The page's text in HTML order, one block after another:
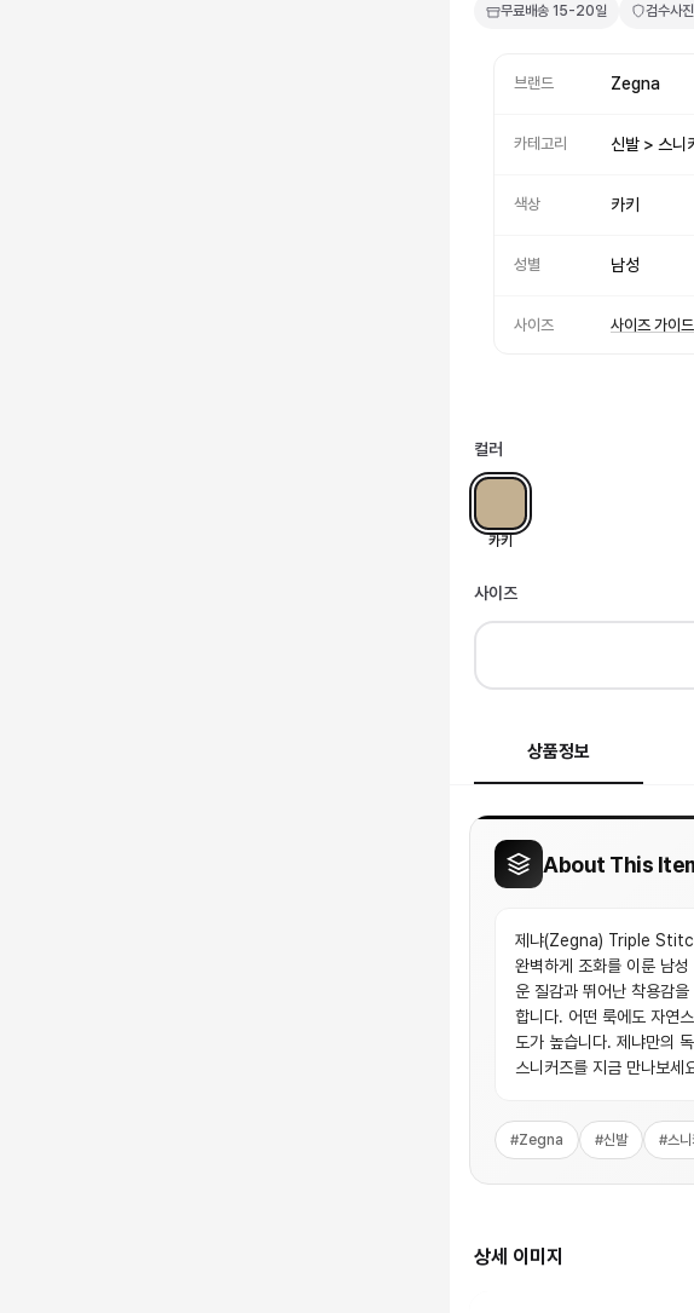
무료배송 15-20일 검수사
브랜드 Zegna
카테고리 신발 > 스니
색상 카키
성별 남성
사이즈 사이즈 가이드
컬러
카키
사이즈
상품정보
About This
제냐(Zegna) Triple Stitch
완벽하게 조화를 이룬 남
운 질감과 뛰어난 착용감
합니다. 어떤 룩에도 자연
도가 높습니다. 제냐만의
스니커즈를 지금 만나보세
#Zegna #신발 #스
상세 이미지